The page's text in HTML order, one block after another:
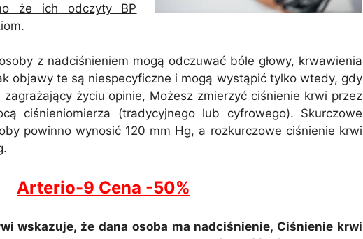
że ich odczyty BP
z nadciśnieniem mogą odczuwać bóle głowy, krwawienia
objawy te są niespecyficzne i mogą wystąpić tylko wtedy, gdy
życiu opinie, Możesz zmierzyć ciśnienie krwi przez
ciśnieniomierza (tradycyjnego lub cyfrowego). Skurczowe
powinno wynosić 120 mm Hg, a rozkurczowe ciśnienie krwi
Arterio-9 Cena -50%
wskazuje, że dana osoba ma nadciśnienie, Ciśnienie krwi